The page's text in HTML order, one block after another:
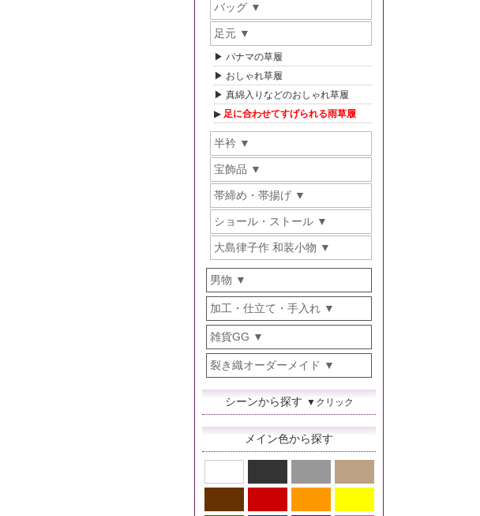
バッグ
足元
パナマの草履
おしゃれ草履
真綿入りなどのおしゃれ草履
足に合わせてすげられる雨草履
半衿
宝飾品
帯締め・帯揚げ
ショール・ストール
大島律子作 和装小物
男物
加工・仕立て・手入れ
雑貨GG
裂き織オーダーメイド
シーンから探す ▼クリック
メイン色から探す